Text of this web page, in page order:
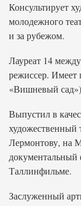
Консультирует
молодежного
и за рубежом.
Лауреат 14
режиссер.
«Вишневый
Выпустил в
Лермонтову, на
Таллинфильме.
Заслуженный